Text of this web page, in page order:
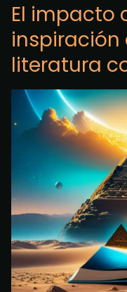
El impacto
inspiración
literatura